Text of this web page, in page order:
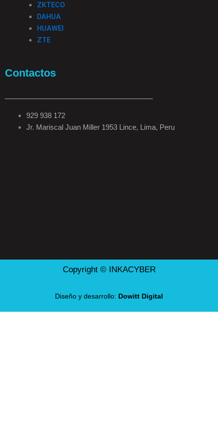
ZKTECO
DAHUA
HUAWEI
ZTE
Contactos
929 938 172
Jr. Mariscal Juan Miller 1953 Lince, Lima, Peru
Copyright © INKACYBER
Diseño y desarrollo: Dowitt Digital